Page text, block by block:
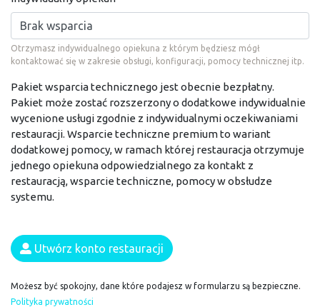
Otrzymasz indywidualnego opiekuna z którym będziesz mógł
kontaktować się w zakresie obsługi, konfiguracji, pomocy technicznej itp.
Pakiet wsparcia technicznego jest obecnie bezpłatny.
Pakiet może zostać rozszerzony o dodatkowe indywidualnie
wycenione usługi zgodnie z indywidualnymi oczekiwaniami
restauracji. Wsparcie techniczne premium to wariant
dodatkowej pomocy, w ramach której restauracja otrzymuje
jednego opiekuna odpowiedzialnego za kontakt z
restauracją, wsparcie techniczne, pomocy w obsłudze
systemu.
Utwórz konto restauracji
Możesz być spokojny, dane które podajesz w formularzu są bezpieczne.
Polityka prywatności